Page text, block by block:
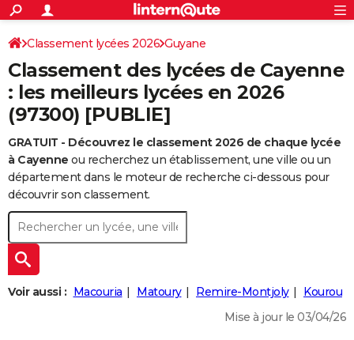
ACTUALITÉS
Politique
Société
Faits Divers
Education
Monde
Villes
+
SPORT
Coupe du monde 2026
Football
Tennis
Cyclisme
Rugby
Forum
CULTURE
Programme TV
TNT
Streaming
Cinéma
Sorties cinéma
Musique
+
FINANCE
Retraite
Impôts
Epargne
Immobilier
Risques naturels par ville
Banque
Assurance
Crédit
AUTO
Essais
Réserver un essai
Citadines
Berlines
SUV
Forum auto
+
HIGH-TECH
BRICOLAGE
Forum
Aménagement intérieur
Extérieur
Cuisine
Salle de bains
Jardinage
Rangement
+WEEK-END
Guides de France
Escapades
Patrimoine
Expositions
Musées
Week-end nature
+
LIFESTYLE
S'inscrire
Connexion
Classement lycées 2026 Guyane
Classement des lycées de Cayenne
: les meilleurs lycées en 2026
(97300) [PUBLIE]
GRATUIT - Découvrez le classement 2026 de chaque lycée
à Cayenne ou recherchez un établissement, une ville ou un
département dans le moteur de recherche ci-dessous pour
découvrir son classement.
Voir aussi : Macouria Matoury Remire-Montjoly
Kourou
Mise à jour le 03/04/26